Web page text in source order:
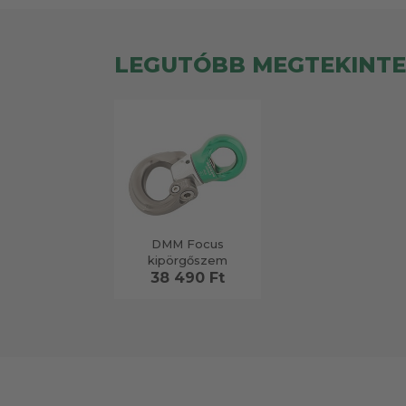
LEGUTÓBB
DMM Focus
kipörgőszem
38 490 Ft